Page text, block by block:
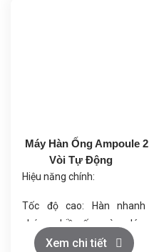
Máy Hàn Ống Ampoule 2
Vòi Tự Động
Hiệu năng chính:
Tốc độ cao: Hàn nhanh
chóng nhiều ống cùng lúc,
tăng năng suất.
Xem chi tiết